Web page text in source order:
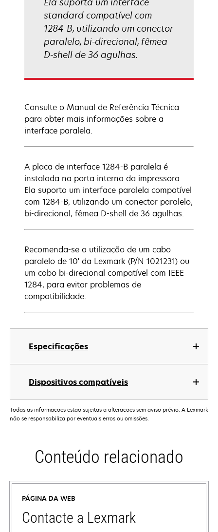
Especificações
Dispositivos compatíveis
standard compatível com
1284-B, utilizando um conector
paralelo, bi-direcional, fêmea
D-shell de 36 agulhas.
Consulte o Manual de Referência Técnica
para obter mais informações sobre a
interface paralela.
A placa de interface 1284-B paralela é
instalada na porta interna da impressora.
Ela suporta um interface paralela compatível
com 1284-B, utilizando um conector paralelo,
bi-direcional, fêmea D-shell de 36 agulhas.
Recomenda-se a utilização de um cabo
paralelo de 10' da Lexmark (P/N 1021231) ou
um cabo bi-direcional compatível com IEEE
1284, para evitar problemas de
compatibilidade.
Todas as informações estão sujeitas a alterações sem aviso prévio. A Lexmark
não se responsabiliza por eventuais erros ou omissões.
Conteúdo relacionado
PÁGINA DA WEB
Contacte a Lexmark